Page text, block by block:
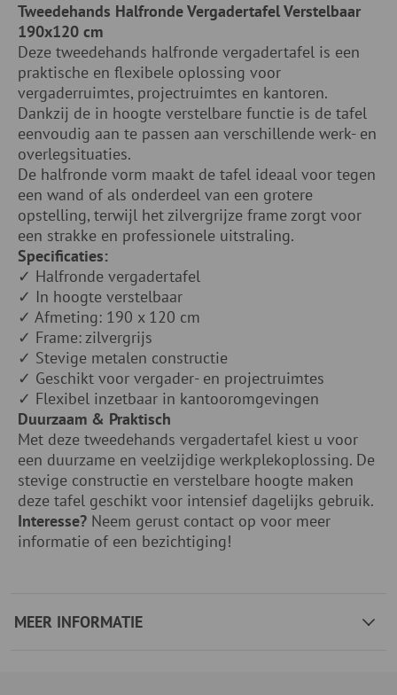
Tweedehands Halfronde Vergadertafel Verstelbaar
190x120 cm
Deze tweedehands halfronde vergadertafel is een
praktische en flexibele oplossing voor
vergaderruimtes, projectruimtes en kantoren.
Dankzij de in hoogte verstelbare functie is de tafel
eenvoudig aan te passen aan verschillende werk- en
overlegsituaties.
De halfronde vorm maakt de tafel ideaal voor tegen
een wand of als onderdeel van een grotere
opstelling, terwijl het zilvergrijze frame zorgt voor
een strakke en professionele uitstraling.
Specificaties:
✓ Halfronde vergadertafel
✓ In hoogte verstelbaar
✓ Afmeting: 190 x 120 cm
✓ Frame: zilvergrijs
✓ Stevige metalen constructie
✓ Geschikt voor vergader- en projectruimtes
✓ Flexibel inzetbaar in kantooromgevingen
Duurzaam & Praktisch
Met deze tweedehands vergadertafel kiest u voor
een duurzame en veelzijdige werkplekoplossing. De
stevige constructie en verstelbare hoogte maken
deze tafel geschikt voor intensief dagelijks gebruik.
Interesse? Neem gerust contact op voor meer
informatie of een bezichtiging!
MEER INFORMATIE